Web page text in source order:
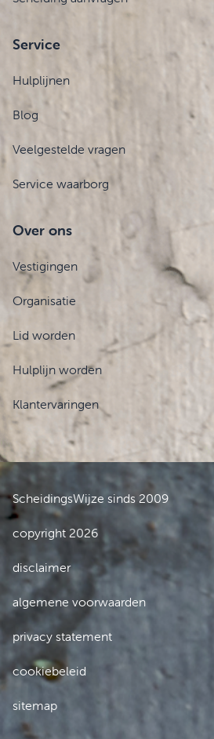
Service
Hulplijnen
Blog
Veelgestelde vragen
Service waarborg
Over ons
Vestigingen
Organisatie
Lid worden
Hulplijn worden
Klantervaringen
ScheidingsWijze sinds 2009
copyright 2026
disclaimer
algemene voorwaarden
privacy statement
cookiebeleid
sitemap